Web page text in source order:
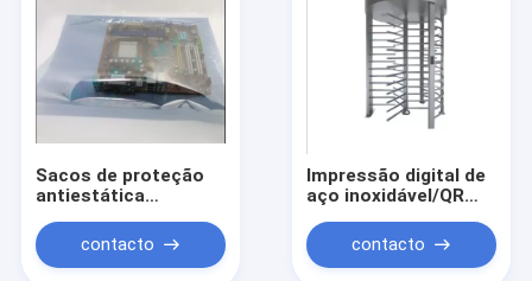
Sacos de proteção
antiestática
/ CPP Sacos Esd para
eletrônicos 0,075
contacto
Impressão digital de
aço inoxidável/QR
da segurança 304
giratórios
contacto